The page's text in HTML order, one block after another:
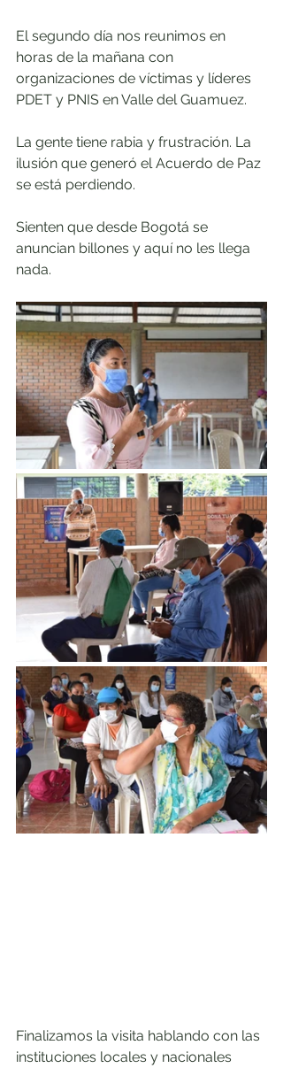
El segundo día nos reunimos en
horas de la mañana con
organizaciones de víctimas y líderes
PDET y PNIS en Valle del Guamuez.
La gente tiene rabia y frustración. La
ilusión que generó el Acuerdo de Paz
se está perdiendo.
Sienten que desde Bogotá se
anuncian billones y aquí no les llega
nada.
Finalizamos la visita hablando con las
instituciones locales y nacionales